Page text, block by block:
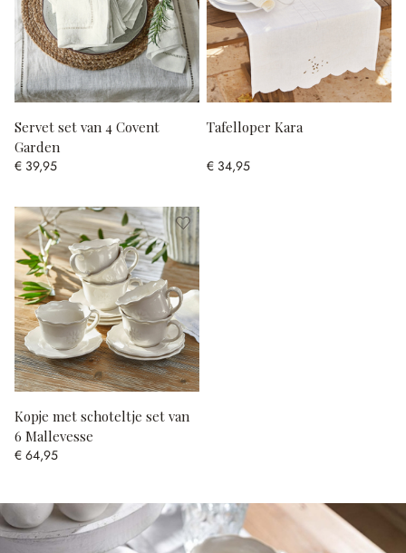
Servet set van 4 Covent
Garden
€ 39,95
Tafelloper Kara
€ 34,95
Kopje met schoteltje set van
6 Mallevesse
€ 64,95